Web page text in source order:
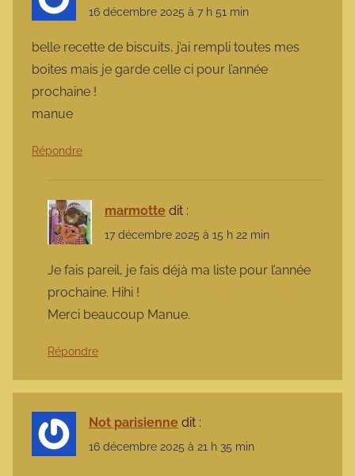
16 décembre 2025 à 7 h 51 min
belle recette de biscuits, j’ai rempli toutes mes
boites mais je garde celle ci pour l’année
prochaine !
manue
Répondre
marmotte dit :
17 décembre 2025 à 15 h 22 min
Je fais pareil, je fais déjà ma liste pour l’année
prochaine. Hihi !
Merci beaucoup Manue.
Répondre
Not parisienne dit :
16 décembre 2025 à 21 h 35 min